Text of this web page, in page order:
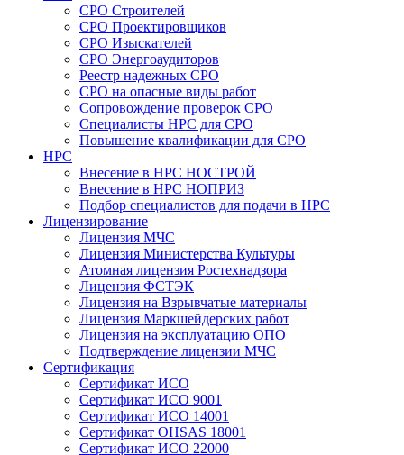
СРО Строителей
СРО Проектировщиков
СРО Изыскателей
СРО Энергоаудиторов
Реестр надежных СРО
СРО на опасные виды работ
Сопровождение проверок СРО
Специалисты НРС для СРО
Повышение квалификации для СРО
НРС
Внесение в НРС НОСТРОЙ
Внесение в НРС НОПРИЗ
Подбор специалистов для подачи в НРС
Лицензирование
Лицензия МЧС
Лицензия Министерства Культуры
Атомная лицензия Ростехнадзора
Лицензия ФСТЭК
Лицензия на Взрывчатые материалы
Лицензия Маркшейдерских работ
Лицензия на эксплуатацию ОПО
Подтверждение лицензии МЧС
Сертификация
Сертификат ИСО
Сертификат ИСО 9001
Сертификат ИСО 14001
Сертификат OHSAS 18001
Сертификат ИСО 22000